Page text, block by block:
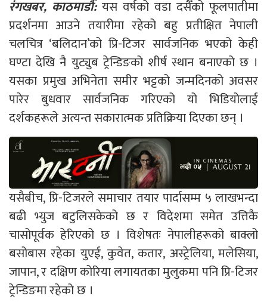
रंगखबर, काठमाडौँ:यस वर्षको वडा दसैँको फूलपातीमा
प्रदर्शनमा आउने तयारीमा रहेको बहु प्रतीक्षित नेपाली
चलचित्र ‘बलिदान’को प्रि-टिजर सार्वजनिक भएको केही
घण्टा देखि नै युट्युब ट्रेन्डिङको शीर्ष स्थान बनाएको छ ।
यसका प्रमुख अभिनेता समीर भट्टको जन्मदिनको अवसर
पारेर बुधवार सार्वजनिक गरिएको यो भिडियोलाई
दर्शकहरूले अत्यन्त सकारात्मक प्रतिक्रिया दिएका छन् ।
यसैबीच, प्रि-टिजरले समाचार तयार पार्दासम्म ५ लाखभन्दा
बढी भ्युज बटुलिसकेको छ र विदेशमा समेत उत्तिकै
चासोपूर्वक हेरिएको छ । विशेषतः नेपालीहरूको बाक्लो
बसोबास रहेका युएई, कुवेत, कतार, अस्ट्रेलिया, मलेसिया,
जापान, र दक्षिण कोरिया लगायतका मुलुकमा पनि प्रि-टिजर
ट्रेन्डिङमा रहेको छ ।